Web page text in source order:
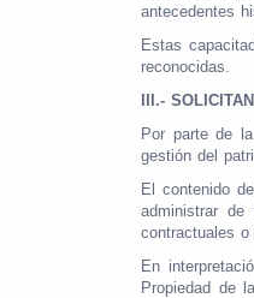
antecedentes
Estas
reconocidas.
III.-
Por parte de
gestión del
El contenido
administrar
contractuales o
En
Propiedad de